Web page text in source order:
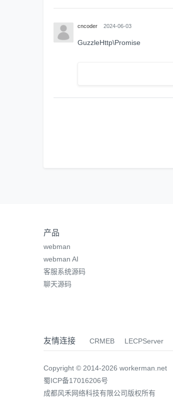
cncoder 2024-06-03
GuzzleHttp\Promise
产品
webman
webman AI
客服系统源码
聊天源码
友情连接 CRMEB LECPServer
Copyright © 2014-2026 workerman.net
蜀ICP备17016206号
成都风禾网络科技有限公司版权所有